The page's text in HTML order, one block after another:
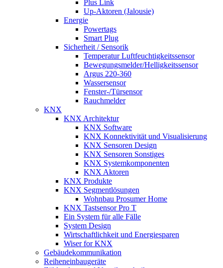
Plus Link
Up-Aktoren (Jalousie)
Energie
Powertags
Smart Plug
Sicherheit / Sensorik
Temperatur Luftfeuchtigkeitssensor
Bewegungsmelder/Helligkeitssensor
Argus 220-360
Wassersensor
Fenster-/Türsensor
Rauchmelder
KNX
KNX Architektur
KNX Software
KNX Konnektivität und Visualisierung
KNX Sensoren Design
KNX Sensoren Sonstiges
KNX Systemkomponenten
KNX Aktoren
KNX Produkte
KNX Segmentlösungen
Wohnbau Prosumer Home
KNX Tastsensor Pro T
Ein System für alle Fälle
System Design
Wirtschaftlichkeit und Energiesparen
Wiser for KNX
Gebäudekommunikation
Reiheneinbaugeräte